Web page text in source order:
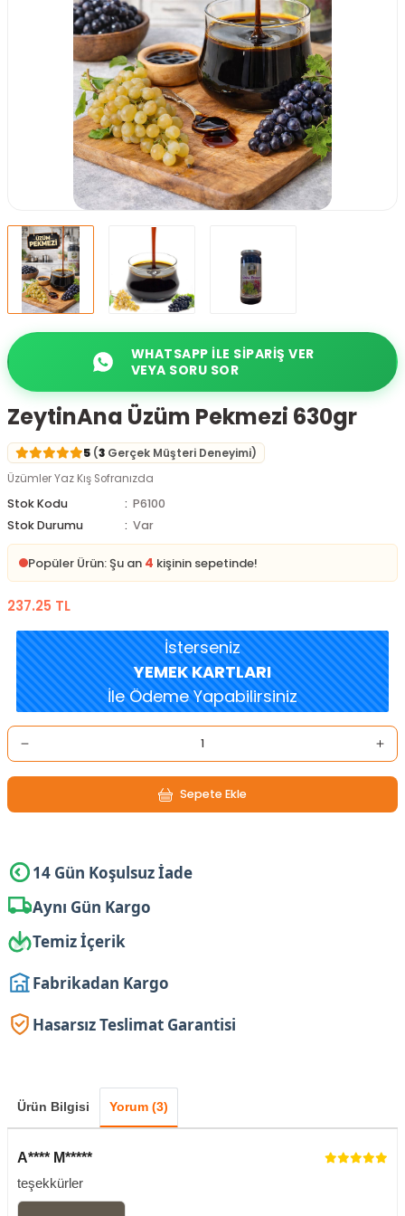
WHATSAPP ILE SIPARIŞ VER
VEYA SORU SOR
ZeytinAna Üzüm Pekmezi 630gr
5 (3 Gerçek Müşteri Deneyimi)
Üzümler Yaz Kış Sofranızda
Stok Kodu
P6100
Stok Durumu
Var
Popüler Ürün: Şu an 4 kişinin sepetinde!
237.25 TL
İsterseniz
YEMEK KARTLARI
İle Ödeme Yapabilirsiniz
Sepete Ekle
14 Gün Koşulsuz İade
Aynı Gün Kargo
Temiz İçerik
Fabrikadan Kargo
Hasarsız Teslimat Garantisi
Ürün Bilgisi Yorum (3)
A**** M*****
teşekkürler